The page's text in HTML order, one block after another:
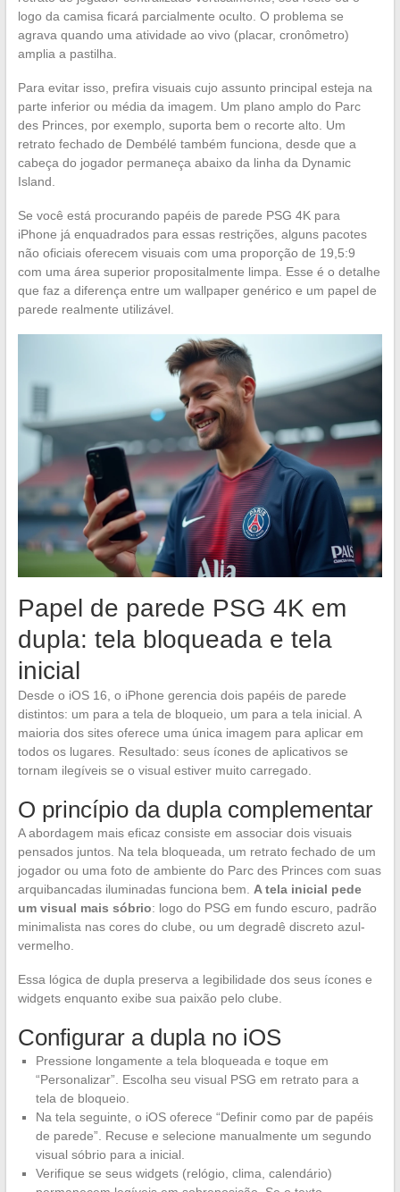
logo da camisa ficará parcialmente oculto. O problema se
agrava quando uma atividade ao vivo (placar, cronômetro)
amplia a pastilha.
Para evitar isso, prefira visuais cujo assunto principal esteja na
parte inferior ou média da imagem. Um plano amplo do Parc
des Princes, por exemplo, suporta bem o recorte alto. Um
retrato fechado de Dembélé também funciona, desde que a
cabeça do jogador permaneça abaixo da linha da Dynamic
Island.
Se você está procurando papéis de parede PSG 4K para
iPhone já enquadrados para essas restrições, alguns pacotes
não oficiais oferecem visuais com uma proporção de 19,5:9
com uma área superior propositalmente limpa. Esse é o detalhe
que faz a diferença entre um wallpaper genérico e um papel de
parede realmente utilizável.
Papel de parede PSG 4K em
dupla: tela bloqueada e tela
inicial
Desde o iOS 16, o iPhone gerencia dois papéis de parede
distintos: um para a tela de bloqueio, um para a tela inicial. A
maioria dos sites oferece uma única imagem para aplicar em
todos os lugares. Resultado: seus ícones de aplicativos se
tornam ilegíveis se o visual estiver muito carregado.
O princípio da dupla complementar
A abordagem mais eficaz consiste em associar dois visuais
pensados juntos. Na tela bloqueada, um retrato fechado de um
jogador ou uma foto de ambiente do Parc des Princes com suas
arquibancadas iluminadas funciona bem. A tela inicial pede
um visual mais sóbrio: logo do PSG em fundo escuro, padrão
minimalista nas cores do clube, ou um degradê discreto azul-
vermelho.
Essa lógica de dupla preserva a legibilidade dos seus ícones e
widgets enquanto exibe sua paixão pelo clube.
Configurar a dupla no iOS
Pressione longamente a tela bloqueada e toque em
“Personalizar”. Escolha seu visual PSG em retrato para a
tela de bloqueio.
Na tela seguinte, o iOS oferece “Definir como par de papéis
de parede”. Recuse e selecione manualmente um segundo
visual sóbrio para a inicial.
Verifique se seus widgets (relógio, clima, calendário)